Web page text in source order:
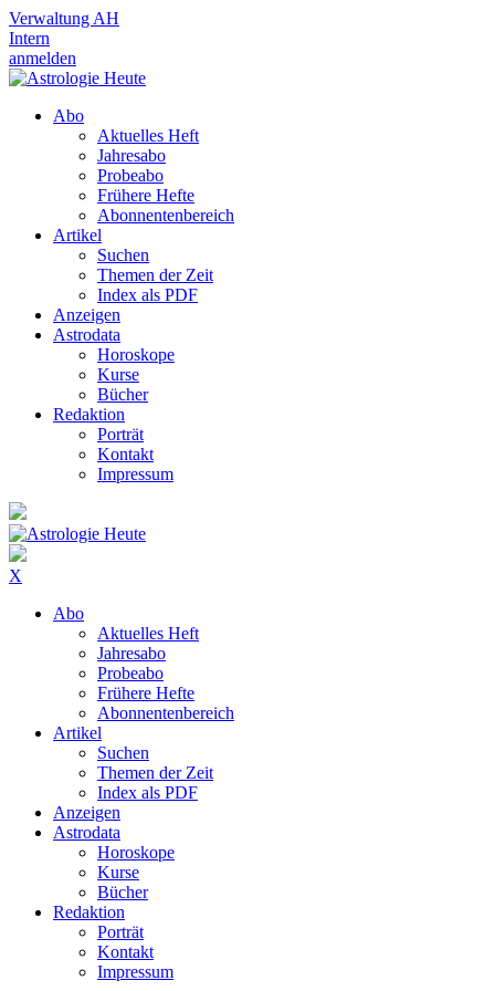
Verwaltung AH
Intern
anmelden
Abo
Aktuelles Heft
Jahresabo
Probeabo
Frühere Hefte
Abonnentenbereich
Artikel
Suchen
Themen der Zeit
Index als PDF
Anzeigen
Astrodata
Horoskope
Kurse
Bücher
Redaktion
Porträt
Kontakt
Impressum
X
Abo
Aktuelles Heft
Jahresabo
Probeabo
Frühere Hefte
Abonnentenbereich
Artikel
Suchen
Themen der Zeit
Index als PDF
Anzeigen
Astrodata
Horoskope
Kurse
Bücher
Redaktion
Porträt
Kontakt
Impressum